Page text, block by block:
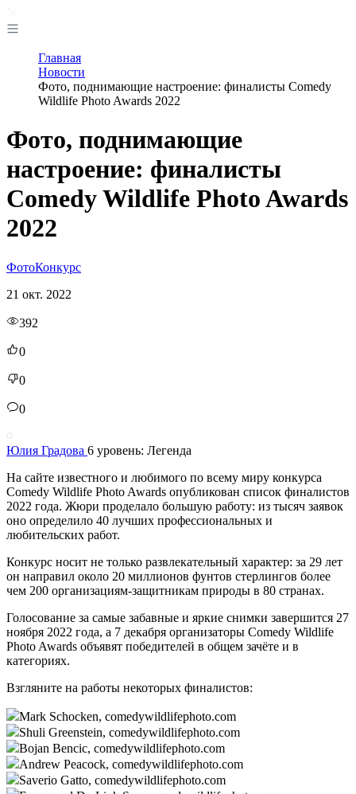
Главная
Новости
Фото, поднимающие настроение: финалисты Comedy
Wildlife Photo Awards 2022
Фото, поднимающие
настроение: финалисты
Comedy Wildlife Photo Awards
2022
ФотоКонкурс
21 окт. 2022
392
0
0
0
Юлия Градова 6 уровень: Легенда
На сайте известного и любимого по всему миру конкурса
Comedy Wildlife Photo Awards опубликован список финалистов
2022 года. Жюри проделало большую работу: из тысяч заявок
оно определило 40 лучших профессиональных и
любительских работ.
Конкурс носит не только развлекательный характер: за 29 лет
он направил около 20 миллионов фунтов стерлингов более
чем 200 организациям-защитникам природы в 80 странах.
Голосование за самые забавные и яркие снимки завершится 27
ноября 2022 года, а 7 декабря организаторы Comedy Wildlife
Photo Awards объявят победителей в общем зачёте и в
категориях.
Взгляните на работы некоторых финалистов:
Mark Schocken, comedywildlifephoto.com
Shuli Greenstein, comedywildlifephoto.com
Bojan Bencic, comedywildlifephoto.com
Andrew Peacock, comedywildlifephoto.com
Saverio Gatto, comedywildlifephoto.com